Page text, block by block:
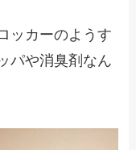
ッカーのようす
パや消臭剤なん